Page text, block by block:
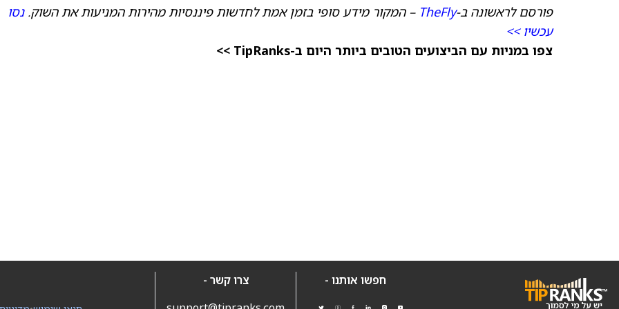
פורסם לראשונה ב-TheFly – המקור מידע סופי בזמן אמת לחדשות פיננסיות מהירות המניעות את השוק.נסו
עכשיו >>
צפו במניות עם הביצועים הטובים ביותר היום ב-TipRanks >>
חפשו אותנו -
צרו קשר -